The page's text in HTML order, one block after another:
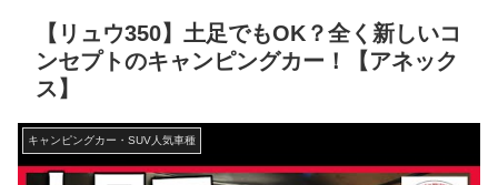
【リュウ350】土足でもOK？全く新しいコ
ンセプトのキャンピングカー！【アネック
ス】
キャンピングカー・SUV人気車種